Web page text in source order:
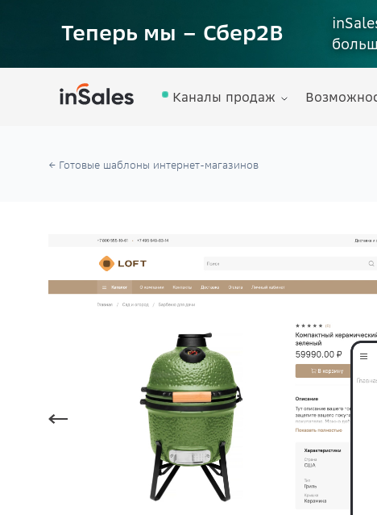
Теперь мы – Сбер2B
Каналы продаж
← Готовые шаблоны интернет-магазинов